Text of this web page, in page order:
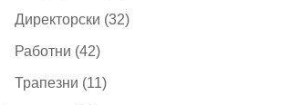
продукта
Директорски 3232
Работни 4242
продукта
Трапезни 1111